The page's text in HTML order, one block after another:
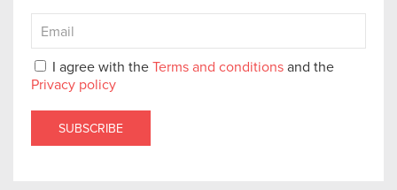
I agree with theTerms and conditionsand the
Privacy policy
SUBSCRIBE